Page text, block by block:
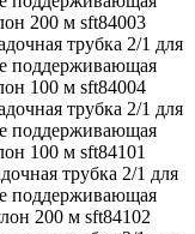
200 м sft84003
трубка 2/1 для
поддерживающая
100 м sft84004
трубка 2/1 для
поддерживающая
100 м sft84101
трубка 2/1 для
поддерживающая
200 м sft84102